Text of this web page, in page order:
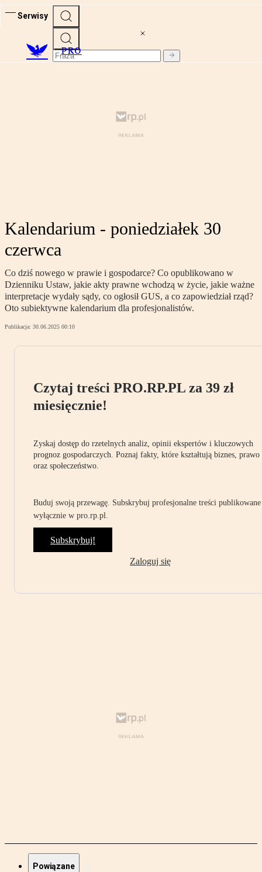
Serwisy
PRO
Kalendarium - poniedziałek 30
czerwca
Co dziś nowego w prawie i gospodarce? Co opublikowano w
Dzienniku Ustaw, jakie akty prawne wchodzą w życie, jakie ważne
interpretacje wydały sądy, co ogłosił GUS, a co zapowiedział rząd?
Oto subiektywne kalendarium dla profesjonalistów.
Publikacja: 30.06.2025 00:10
Czytaj treści PRO.RP.PL za 39 zł
miesięcznie!
Zyskaj dostęp do rzetelnych analiz, opinii ekspertów i kluczowych
prognoz gospodarczych. Poznaj fakty, które kształtują biznes, prawo
oraz społeczeństwo.
Buduj swoją przewagę. Subskrybuj profesjonalne treści publikowane
wyłącznie w pro.rp.pl.
Subskrybuj!
Zaloguj się
Powiązane